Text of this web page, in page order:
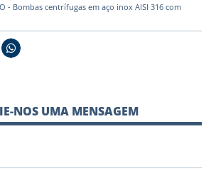
- Bombas centrífugas em aço inox AISI 316 com
NOS UMA MENSAGEM